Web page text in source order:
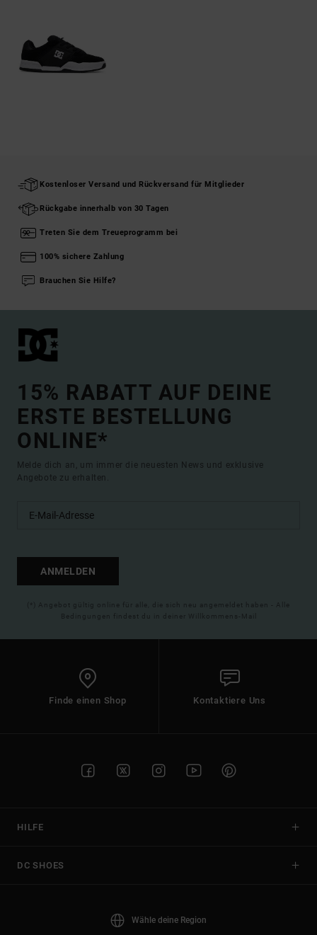
Kostenloser Versand und Rückversand für Mitglieder
Rückgabe innerhalb von 30 Tagen
Treten Sie dem Treueprogramm bei
100% sichere Zahlung
Brauchen Sie Hilfe?
15% RABATT AUF DEINE
ERSTE BESTELLUNG
ONLINE*
Melde dich an, um immer die neuesten News und exklusive
Angebote zu erhalten.
ANMELDEN
(*) Angebot gültig online für alle, die sich neu angemeldet haben - Alle
Bedingungen findest du in deiner Willkommens-Mail
Finde einen Shop Kontaktiere Uns
HILFE
DC SHOES
Wähle deine Region